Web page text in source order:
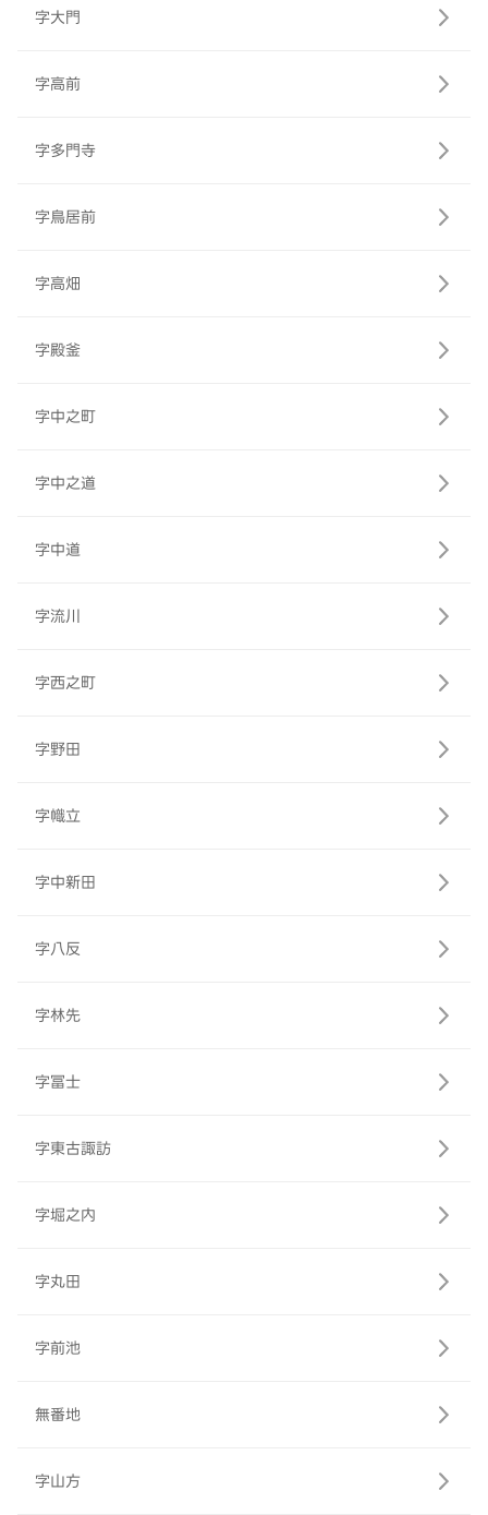
字大門
字高前
字多門寺
字鳥居前
字高畑
字殿釜
字中之町
字中之道
字中道
字流川
字西之町
字野田
字幟立
字中新田
字八反
字林先
字冨士
字東古諏訪
字堀之内
字丸田
字前池
無番地
字山方